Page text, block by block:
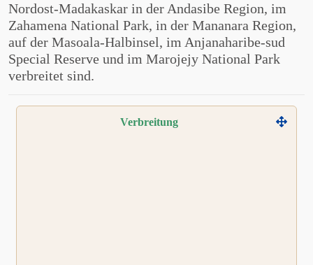
Nordost-Madakaskar in der Andasibe Region, im
Zahamena National Park, in der Mananara Region,
auf der Masoala-Halbinsel, im Anjanaharibe-sud
Special Reserve und im Marojejy National Park
verbreitet sind.
Verbreitung